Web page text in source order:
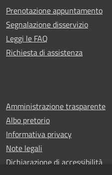
Prenotazione appuntamento
Segnalazione disservizio
Leggi le FAQ
Richiesta di assistenza
Amministrazione trasparente
Albo pretorio
Informativa privacy
Note legali
Dichiarazione di accessibilità